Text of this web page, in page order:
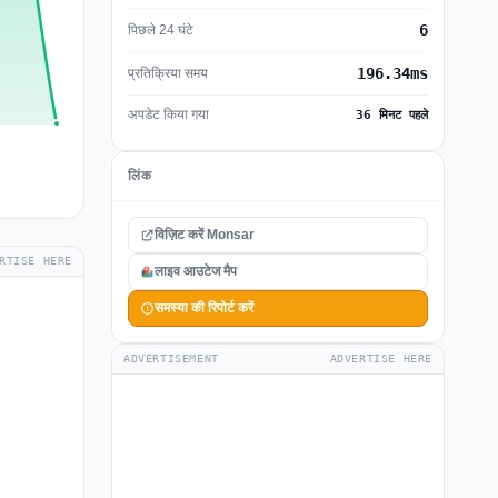
HERE
पिछले 24 घंटे 6
प्रतिक्रिया समय 196.34ms
अपडेट किया गया 36 मिनट पहले
लिंक
विज़िट करें Monsar
लाइव आउटेज मैप
समस्या की रिपोर्ट करें
ADVERTISEMENT ADVERTISE HERE